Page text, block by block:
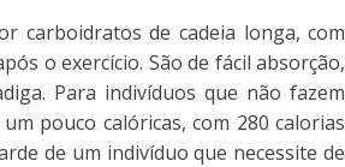
carboidratos de cadeia longa, com
o exercício. São de fácil absorção,
Para indivíduos que não fazem
pouco calóricas, com 280 calorias
de um indivíduo que necessite de